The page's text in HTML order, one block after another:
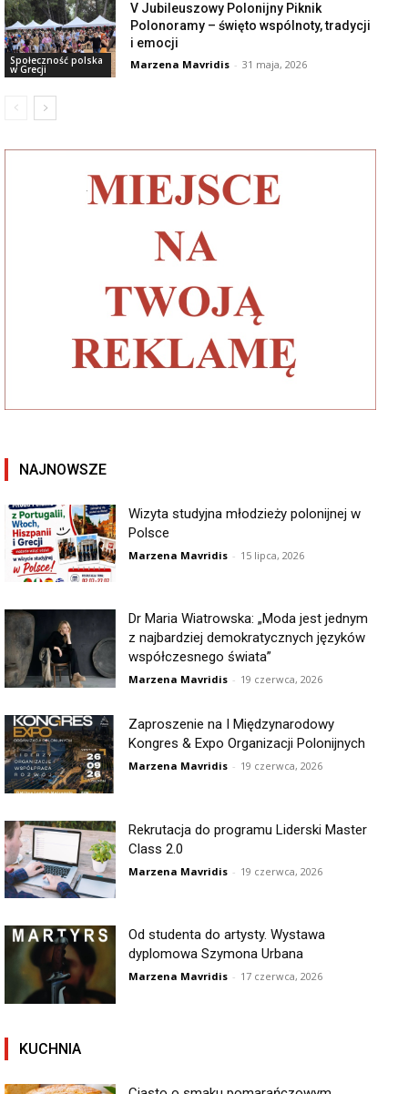
Społeczność polska
w Grecji
V Jubileuszowy Polonijny Piknik
Polonoramy – święto wspólnoty, tradycji
i emocji
Marzena Mavridis - 31 maja, 2026
NAJNOWSZE
Wizyta studyjna młodzieży polonijnej w
Polsce
Marzena Mavridis - 15 lipca, 2026
Dr Maria Wiatrowska: „Moda jest jednym
z najbardziej demokratycznych języków
współczesnego świata”
Marzena Mavridis - 19 czerwca, 2026
Zaproszenie na I Międzynarodowy
Kongres & Expo Organizacji Polonijnych
Marzena Mavridis - 19 czerwca, 2026
Rekrutacja do programu Liderski Master
Class 2.0
Marzena Mavridis - 19 czerwca, 2026
Od studenta do artysty. Wystawa
dyplomowa Szymona Urbana
Marzena Mavridis - 17 czerwca, 2026
KUCHNIA